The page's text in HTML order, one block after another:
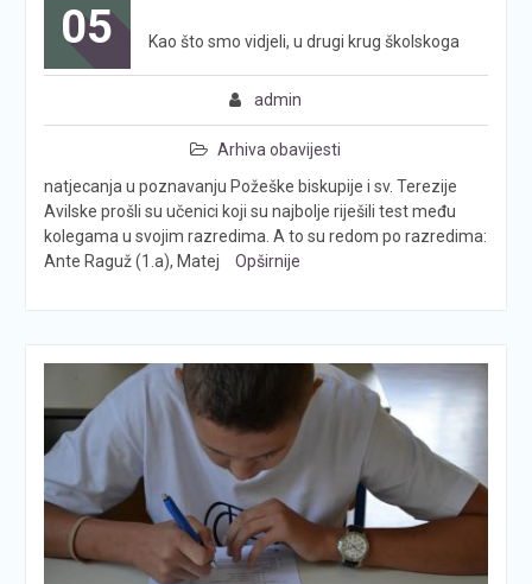
05
admin
Arhiva obavijesti
Kao što smo vidjeli, u drugi krug školskoga
natjecanja u poznavanju Požeške biskupije i sv. Terezije
Avilske prošli su učenici koji su najbolje riješili test među
kolegama u svojim razredima. A to su redom po razredima:
Ante Raguž (1.a), Matej
Opširnije